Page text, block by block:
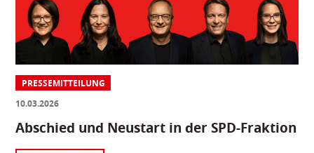
PRESSEMITTEILUNG
10.03.2026
Abschied und Neustart in der SPD-Fraktion